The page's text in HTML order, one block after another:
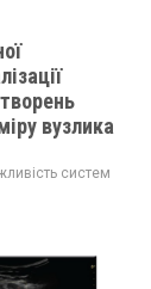
вузлика:
систем